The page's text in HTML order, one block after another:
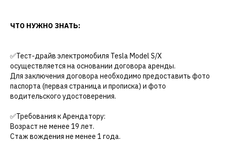
ЧТО НУЖНО ЗНАТЬ:
✅Тест-драйв электромобиля Tesla Model S/X
осуществляется на основании договора аренды.
Для заключения договора необходимо предоставить фото
паспорта (первая страница и прописка) и фото
водительского удостоверения.
✅Требования к Арендатору:
Возраст не менее 19 лет.
Стаж вождения не менее 1 года.